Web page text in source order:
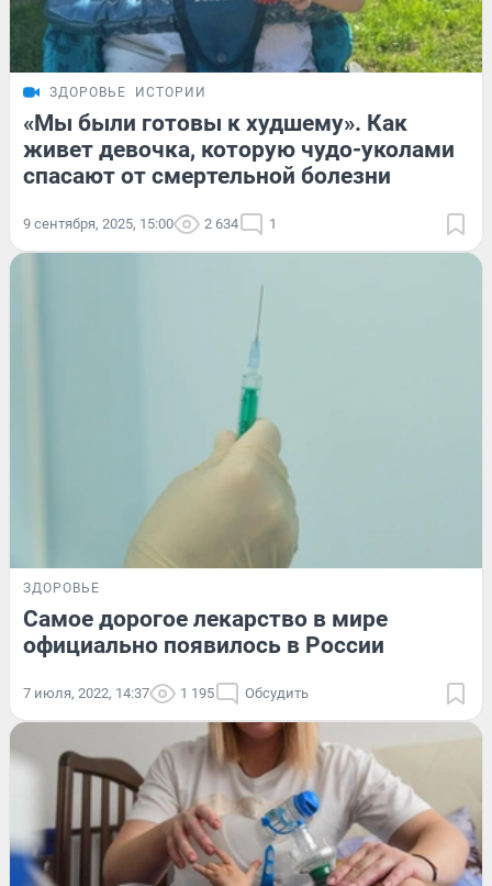
ЗДОРОВЬЕ ИСТОРИИ
«Мы были готовы к худшему». Как
живет девочка, которую чудо-уколами
спасают от смертельной болезни
9 сентября, 2025, 15:00 2 634 1
ЗДОРОВЬЕ
Самое дорогое лекарство в мире
официально появилось в России
7 июля, 2022, 14:37 1 195 Обсудить